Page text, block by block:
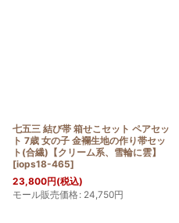
七五三 結び帯 箱せこセット ペアセッ
ト 7歳 女の子 金襴生地の作り帯セッ
ト(合繊)【クリーム系、雪輪に雲】
[iops18-465]
23,800円(税込)
モール販売価格: 24,750円